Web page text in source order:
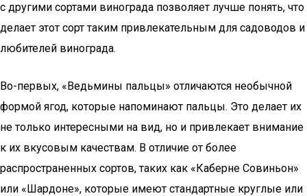
с другими сортами винограда позволяет лучше понять, что
делает этот сорт таким привлекательным для садоводов и
любителей винограда.
Во-первых, «Ведьмины пальцы» отличаются необычной
формой ягод, которые напоминают пальцы. Это делает их
не только интересными на вид, но и привлекает внимание
к их вкусовым качествам. В отличие от более
распространенных сортов, таких как «Каберне Совиньон»
или «Шардоне», которые имеют стандартные круглые или